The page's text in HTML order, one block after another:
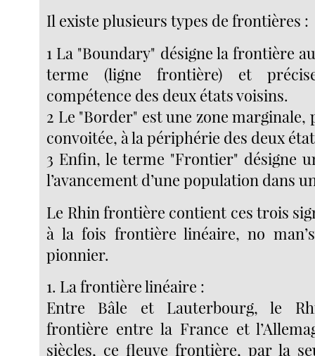
Il existe plusieurs types de frontières :
1 La "Boundary" désigne la frontière
terme (ligne frontière) et
compétence des deux états voisins.
2 Le "Border" est une zone marginale,
convoitée, à la périphérie des deux
3 Enfin, le terme "Frontier" désigne
l’avancement d’une population dans
Le Rhin frontière contient ces trois
à la fois frontière linéaire, no
pionnier.
1. La frontière linéaire :
Entre Bâle et Lauterbourg, le
frontière entre la France et
siècles, ce fleuve frontière, par la